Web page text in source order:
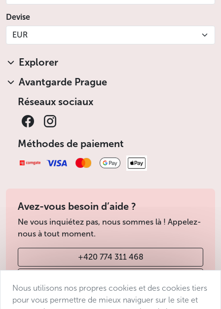
Devise
EUR
Explorer
Avantgarde Prague
Réseaux sociaux
Méthodes de paiement
Avez-vous besoin d’aide ?
Ne vous inquiétez pas, nous sommes là ! Appelez-
nous à tout moment.
+420 774 311 468
Nous utilisons nos propres cookies et des cookies tiers
pour vous permettre de mieux naviguer sur le site et